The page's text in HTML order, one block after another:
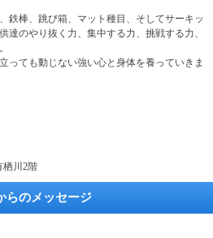
鉄棒、跳び箱、マット種目、そしてサーキッ
達のやり抜く力、集中する力、挑戦する力、
っても動じない強い心と身体を養っていきま
栖川2階
らのメッセージ